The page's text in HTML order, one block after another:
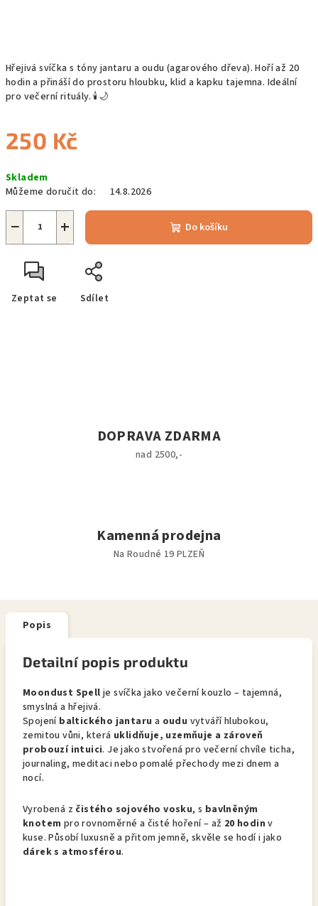
Hřejivá svíčka s tóny jantaru a oudu (agarového dřeva). Hoří až 20
hodin a přináší do prostoru hloubku, klid a kapku tajemna. Ideální
pro večerní rituály. 🕯️🌙
250 Kč
cena:
Skladem
Můžeme doručit do:
14.8.2026
+
− Do košíku
Zeptat se Sdílet
DOPRAVA ZDARMA
nad 2500,-
Kamenná prodejna
Na Roudné 19 PLZEŇ
Popis
Detailní popis produktu
Moondust Spell je svíčka jako večerní kouzlo – tajemná,
smyslná a hřejivá.
Spojení baltického jantaru a oudu vytváří hlubokou,
zemitou vůni, která uklidňuje, uzemňuje a zároveň
probouzí intuici. Je jako stvořená pro večerní chvíle ticha,
journaling, meditaci nebo pomalé přechody mezi dnem a
nocí.
Vyrobená z čistého sojového vosku, s bavlněným
knotem pro rovnoměrné a čisté hoření – až 20 hodin v
kuse. Působí luxusně a přitom jemně, skvěle se hodí i jako
dárek s atmosférou.